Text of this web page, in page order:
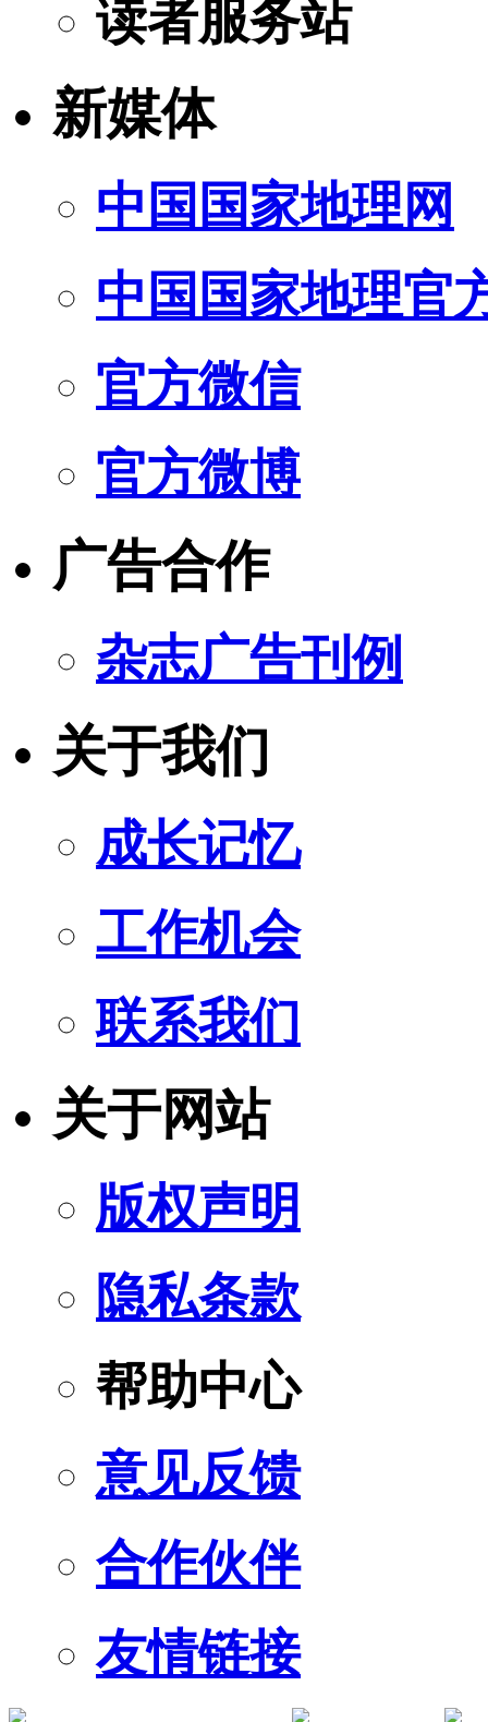
读者服务站
新媒体
中国国家地理网
中国国家地理官
官方微信
官方微博
广告合作
杂志广告刊例
关于我们
成长记忆
工作机会
联系我们
关于网站
版权声明
隐私条款
帮助中心
意见反馈
合作伙伴
友情链接